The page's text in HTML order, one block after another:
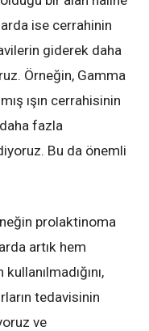
ise cerrahinin
giderek daha
Örneğin, Gamma
ışın cerrahisinin
fazla
Bu da önemli
prolaktinoma
artık hem
tedavisinin
ve